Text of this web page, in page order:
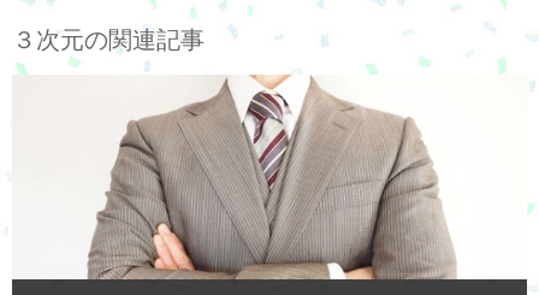
３次元の関連記事